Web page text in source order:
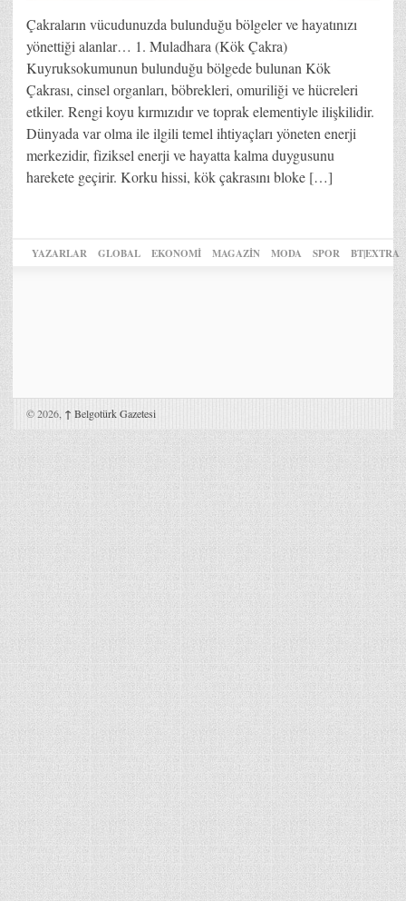
Çakraların vücudunuzda bulunduğu bölgeler ve hayatınızı
yönettiği alanlar… 1. Muladhara (Kök Çakra)
Kuyruksokumunun bulunduğu bölgede bulunan Kök
Çakrası, cinsel organları, böbrekleri, omuriliği ve hücreleri
etkiler. Rengi koyu kırmızıdır ve toprak elementiyle ilişkilidir.
Dünyada var olma ile ilgili temel ihtiyaçları yöneten enerji
merkezidir, fiziksel enerji ve hayatta kalma duygusunu
harekete geçirir. Korku hissi, kök çakrasını bloke […]
YAZARLAR GLOBAL EKONOMİ MAGAZİN MODA SPOR BT|EXTRA
© 2026, ↑ Belgotürk Gazetesi